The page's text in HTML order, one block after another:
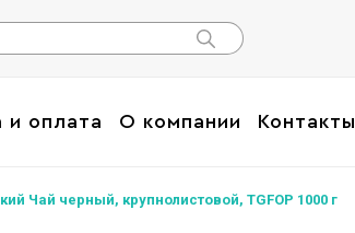
и оплата О компании Контакты
Чай черный, крупнолистовой, TGFOP 1000 г